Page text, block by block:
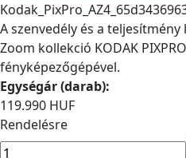
A szenvedély és a
Zoom kollekció KODAK
fényképezőgépével.
Egységár (darab):
119.990 HUF
Rendelésre